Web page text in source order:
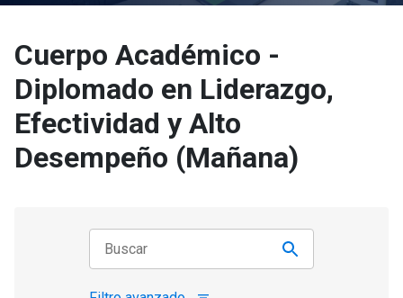
Cuerpo Académico -
Diplomado en Liderazgo,
Efectividad y Alto
Desempeño (Mañana)